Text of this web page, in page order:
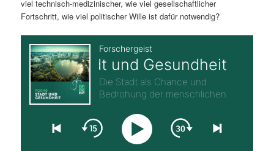
viel technisch-medizinischer, wie viel gesellschaftlicher
Fortschritt, wie viel politischer Wille ist dafür notwendig?